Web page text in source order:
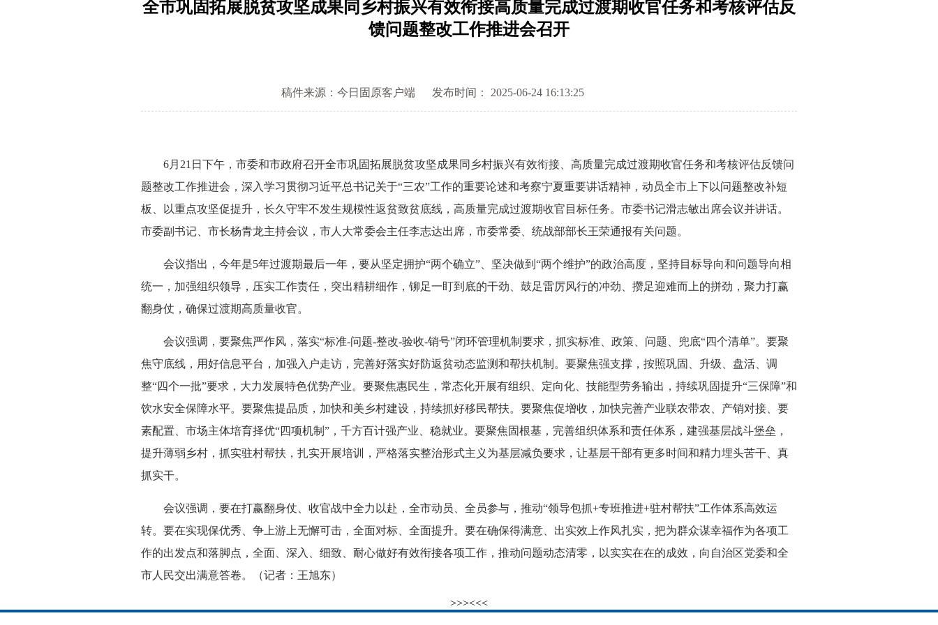
全市巩固拓展脱贫攻坚成果同乡村振兴有效衔接高质量完成过渡期收官任务和考核评估反
馈问题整改工作推进会召开
稿件来源：今日固原客户端 发布时间： 2025-06-24 16:13:25
6月21日下午，市委和市政府召开全市巩固拓展脱贫攻坚成果同乡村振兴有效衔接、高质量完成过渡期收官任务和考核评估反馈问
题整改工作推进会，深入学习贯彻习近平总书记关于“三农”工作的重要论述和考察宁夏重要讲话精神，动员全市上下以问题整改补短
板、以重点攻坚促提升，长久守牢不发生规模性返贫致贫底线，高质量完成过渡期收官目标任务。市委书记滑志敏出席会议并讲话。
市委副书记、市长杨青龙主持会议，市人大常委会主任李志达出席，市委常委、统战部部长王荣通报有关问题。
会议指出，今年是5年过渡期最后一年，要从坚定拥护“两个确立”、坚决做到“两个维护”的政治高度，坚持目标导向和问题导向相
统一，加强组织领导，压实工作责任，突出精耕细作，铆足一盯到底的干劲、鼓足雷厉风行的冲劲、攒足迎难而上的拼劲，聚力打赢
翻身仗，确保过渡期高质量收官。
会议强调，要聚焦严作风，落实“标准-问题-整改-验收-销号”闭环管理机制要求，抓实标准、政策、问题、兜底“四个清单”。要聚
焦守底线，用好信息平台，加强入户走访，完善好落实好防返贫动态监测和帮扶机制。要聚焦强支撑，按照巩固、升级、盘活、调
整“四个一批”要求，大力发展特色优势产业。要聚焦惠民生，常态化开展有组织、定向化、技能型劳务输出，持续巩固提升“三保障”和
饮水安全保障水平。要聚焦提品质，加快和美乡村建设，持续抓好移民帮扶。要聚焦促增收，加快完善产业联农带农、产销对接、要
素配置、市场主体培育择优“四项机制”，千方百计强产业、稳就业。要聚焦固根基，完善组织体系和责任体系，建强基层战斗堡垒，
提升薄弱乡村，抓实驻村帮扶，扎实开展培训，严格落实整治形式主义为基层减负要求，让基层干部有更多时间和精力埋头苦干、真
抓实干。
会议强调，要在打赢翻身仗、收官战中全力以赴，全市动员、全员参与，推动“领导包抓+专班推进+驻村帮扶”工作体系高效运
转。要在实现保优秀、争上游上无懈可击，全面对标、全面提升。要在确保得满意、出实效上作风扎实，把为群众谋幸福作为各项工
作的出发点和落脚点，全面、深入、细致、耐心做好有效衔接各项工作，推动问题动态清零，以实实在在的成效，向自治区党委和全
市人民交出满意答卷。（记者：王旭东）
>>><<<